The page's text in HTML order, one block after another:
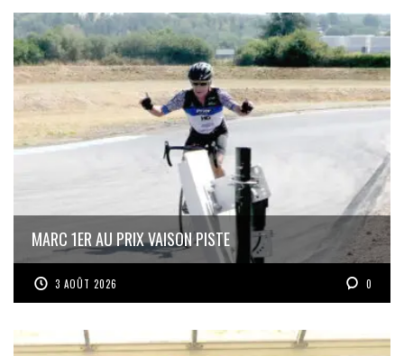
MARC 1ER AU PRIX VAISON PISTE
3 AOÛT 2026 0